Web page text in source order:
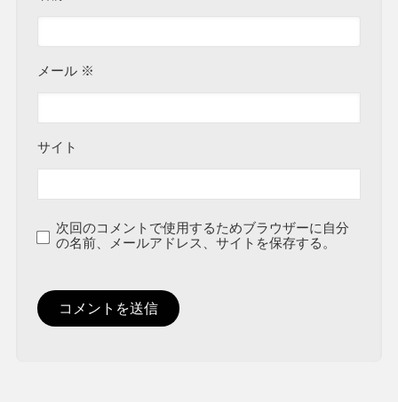
メール ※
サイト
次回のコメントで使用するためブラウザーに自分
の名前、メールアドレス、サイトを保存する。